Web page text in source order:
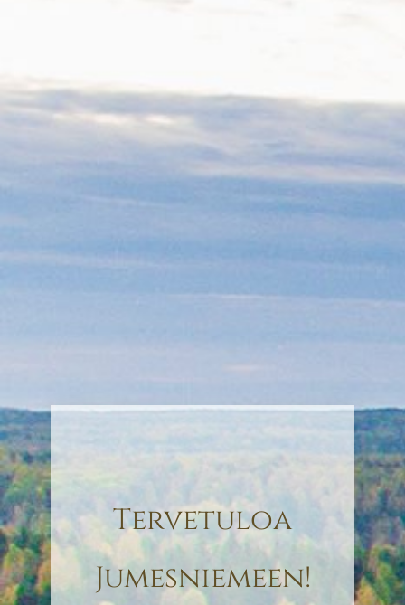
Tervetuloa
Jumesniemeen!